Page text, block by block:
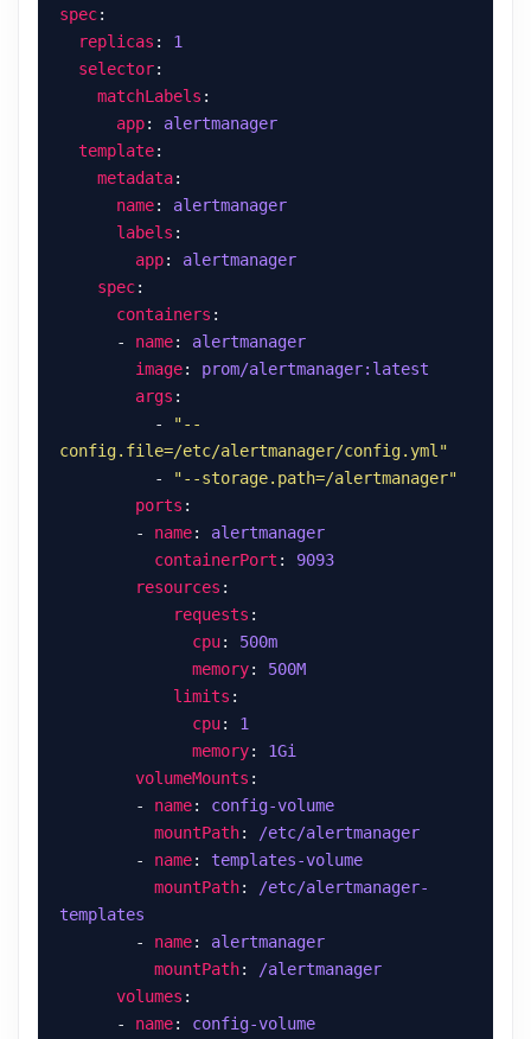
spec
replicas : 1
selector
matchLabels
app: alertmanager
template
metadata
name: alertmanager
labels
app: alertmanager
spec
containers
      -
name: alertmanager
image: prom/alertmanager:latest
args
          -
"--
config.file=/etc/alertmanager/config.yml"
          -
"--storage.path=/alertmanager"
ports
        -
name: alertmanager
containerPort : 9093
resources
requests
cpu: 500m
memory: 500M
limits
cpu: 1
memory: 1Gi
volumeMounts
        -
name: config-volume
mountPath:
/etc/alertmanager
        -
name: templates-volume
mountPath:
/etc/alertmanager-
templates
        -
name: alertmanager
mountPath:
/alertmanager
volumes
      -
name: config-volume